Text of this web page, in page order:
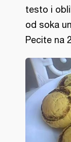
testo i
od soka
Pecite na